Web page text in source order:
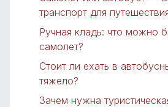
транспорт для
Ручная кладь: что можно
самолет?
Стоит ли ехать в
тяжело?
Зачем нужна